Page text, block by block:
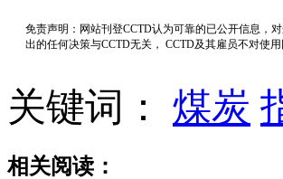
免责声明：网站刊登CCTD认为可靠的已公开信息，
出的任何决策与CCTD无关， CCTD及其雇员不对使
关键词： 煤炭
相关阅读：